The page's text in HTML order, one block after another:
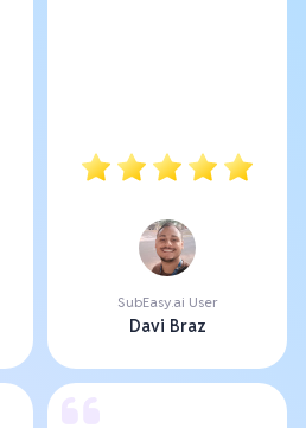
SubEasy.ai User
Davi Braz